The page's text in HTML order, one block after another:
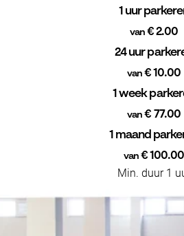
1 uur
van€ 2.00
24 uur
van€ 10.00
1 week
van € 77.00
1 maand
van€ 100.00
Min. duur 1